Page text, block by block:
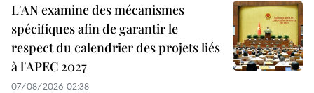
L'AN examine des mécanismes
spécifiques afin de garantir le
respect du calendrier des projets liés
à l'APEC 2027
07/08/2026 02:38